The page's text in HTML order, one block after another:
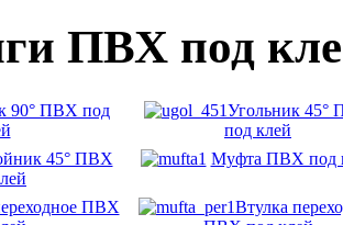
ПВХ под
90° ПВХ под
Угольник 45°
под клей
45° ПВХ
Муфта ПВХ под
ПВХ
Втулка